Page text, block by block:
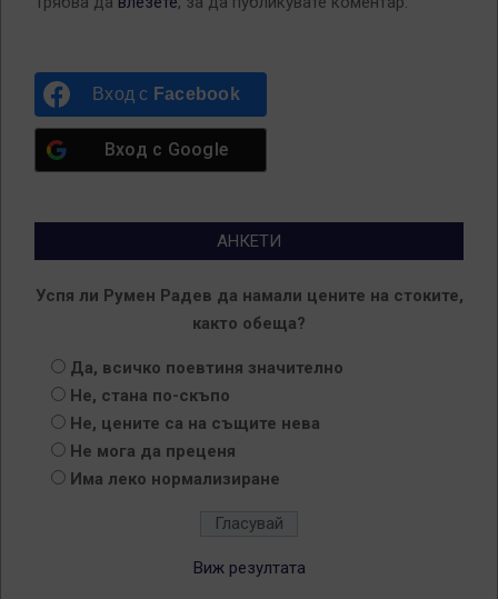
Вход с Facebook
Вход с Google
АНКЕТИ
Успя ли Румен Радев да намали цените на стоките,
както обеща?
Да, всичко поевтиня значително
Не, стана по-скъпо
Не, цените са на същите нева
Не мога да преценя
Има леко нормализиране
Виж резултата